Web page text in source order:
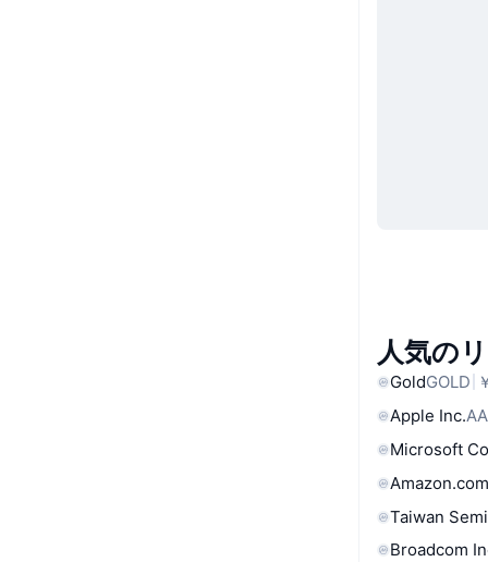
人気の
GoldGOLD
Apple Inc.
Microsoft
Taiwan
Broadcom